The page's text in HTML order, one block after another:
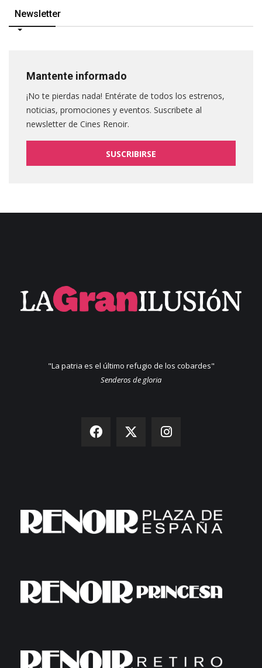
Newsletter
Mantente informado
¡No te pierdas nada! Entérate de todos los estrenos,
noticias, promociones y eventos. Suscribete al
newsletter de Cines Renoir.
SUSCRIBIRSE
"La patria es el último refugio de los cobardes"
Senderos de gloria